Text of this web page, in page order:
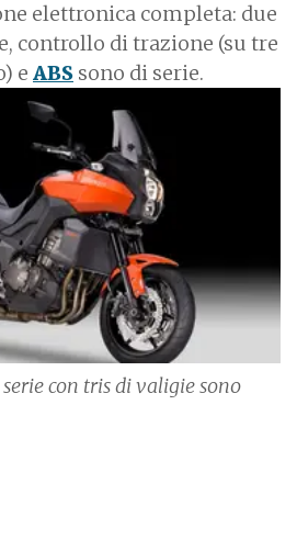
elettronica completa: due
controllo di trazione (su tre
e ABS sono di serie.
con tris di valigie sono